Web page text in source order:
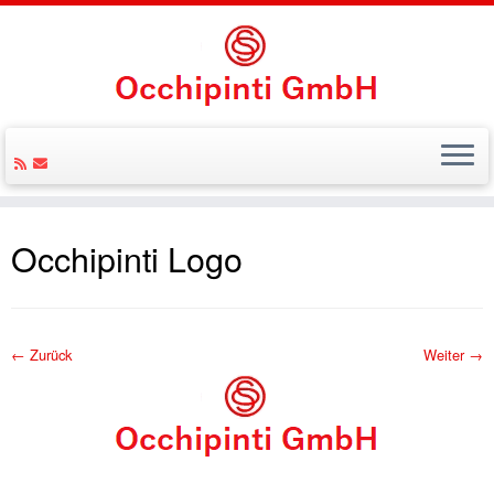
springen
Occhipinti Logo
← Zurück Weiter →